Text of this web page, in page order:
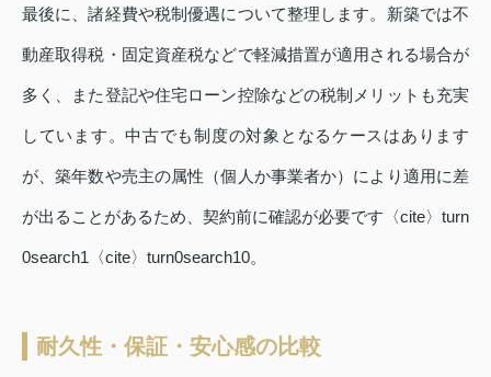
最後に、諸経費や税制優遇について整理します。新築では不
動産取得税・固定資産税などで軽減措置が適用される場合が
多く、また登記や住宅ローン控除などの税制メリットも充実
しています。中古でも制度の対象となるケースはあります
が、築年数や売主の属性（個人か事業者か）により適用に差
が出ることがあるため、契約前に確認が必要です〈cite〉turn
0search1〈cite〉turn0search10。
耐久性・保証・安心感の比較